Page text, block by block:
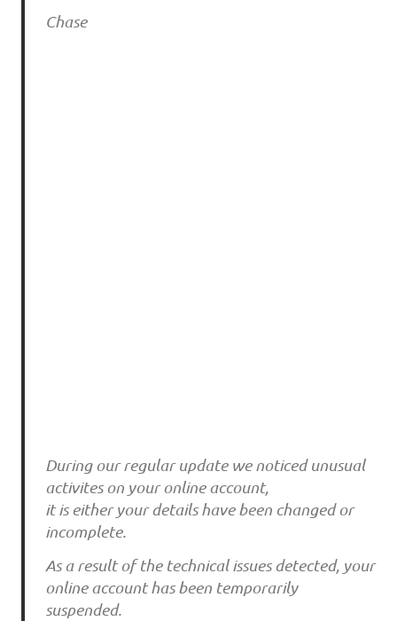
Chase
During our regular update we noticed unusual
activites on your online account,
it is either your details have been changed or
incomplete.
As a result of the technical issues detected, your
online account has been temporarily
suspended.